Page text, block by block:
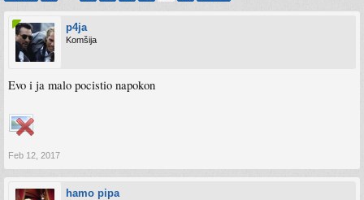
p4ja
Komšija
Evo i ja malo pocistio napokon
Feb 12, 2017
hamo pipa